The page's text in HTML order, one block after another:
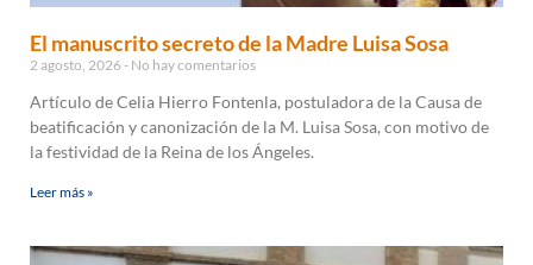
El manuscrito secreto de la Madre Luisa Sosa
2 agosto, 2026 No hay comentarios
Artículo de Celia Hierro Fontenla, postuladora de la Causa de
beatificación y canonización de la M. Luisa Sosa, con motivo de
la festividad de la Reina de los Ángeles.
Leer más »